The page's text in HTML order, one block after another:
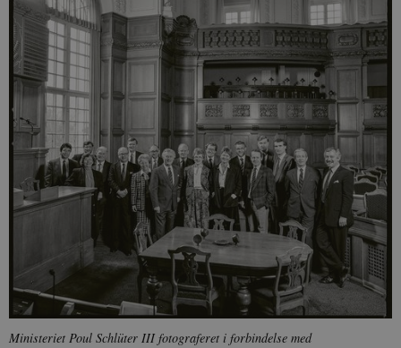
Ministeriet Poul Schlüter III fotograferet i forbindelse med